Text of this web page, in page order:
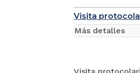
Visita
Más detalles